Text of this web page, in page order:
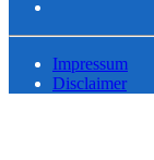
Impressum
Disclaimer